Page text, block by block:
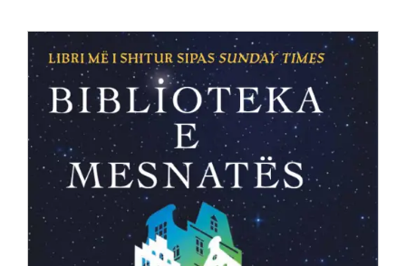
Anglisht
Ditarë
Evente
Blog